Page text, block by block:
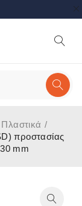
/
προστασίας
mm